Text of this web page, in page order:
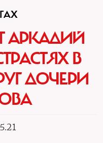
АРКАДИЙ
В
ДОЧЕРИ